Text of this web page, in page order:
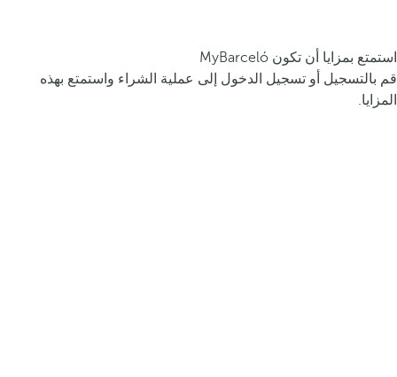
استمتع بمزايا أن تكون MyBarceló
قم بالتسجيل أو تسجيل الدخول إلى عملية الشراء واستمتع بهذه
المزايا.